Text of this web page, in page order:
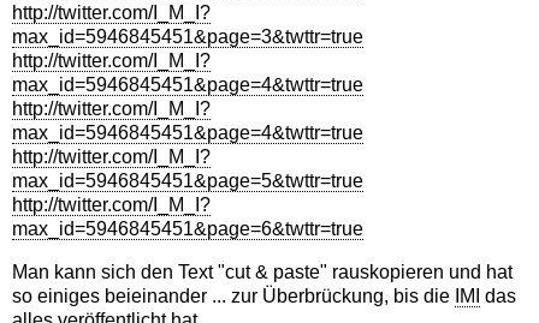
http://twitter.com/I_M_I?
max_id=5946845451&page=3&twttr=true
http://twitter.com/I_M_I?
max_id=5946845451&page=4&twttr=true
http://twitter.com/I_M_I?
max_id=5946845451&page=4&twttr=true
http://twitter.com/I_M_I?
max_id=5946845451&page=5&twttr=true
http://twitter.com/I_M_I?
max_id=5946845451&page=6&twttr=true
Man kann sich den Text "cut & paste" rauskopieren und hat
so einiges beieinander ... zur Überbrückung, bis die IMI das